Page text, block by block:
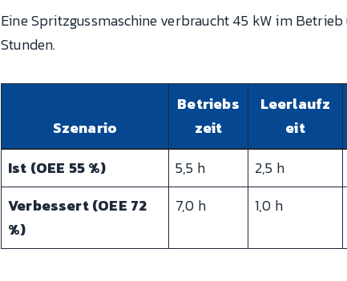
Eine Spritzgussmaschine verbraucht 45 kW im
Stunden.
Szenario
Betriebs
zeit
Leerlaufz
eit
Ist (OEE 55 %)
5,5 h 2,5 h
Verbessert (OEE 72
%)
7,0 h 1,0 h